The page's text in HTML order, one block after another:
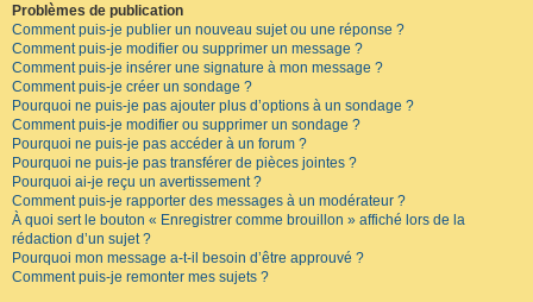
Problèmes de publication
Comment puis-je publier un nouveau sujet ou une réponse ?
Comment puis-je modifier ou supprimer un message ?
Comment puis-je insérer une signature à mon message ?
Comment puis-je créer un sondage ?
Pourquoi ne puis-je pas ajouter plus d’options à un sondage ?
Comment puis-je modifier ou supprimer un sondage ?
Pourquoi ne puis-je pas accéder à un forum ?
Pourquoi ne puis-je pas transférer de pièces jointes ?
Pourquoi ai-je reçu un avertissement ?
Comment puis-je rapporter des messages à un modérateur ?
À quoi sert le bouton « Enregistrer comme brouillon » affiché lors de la
rédaction d’un sujet ?
Pourquoi mon message a-t-il besoin d’être approuvé ?
Comment puis-je remonter mes sujets ?